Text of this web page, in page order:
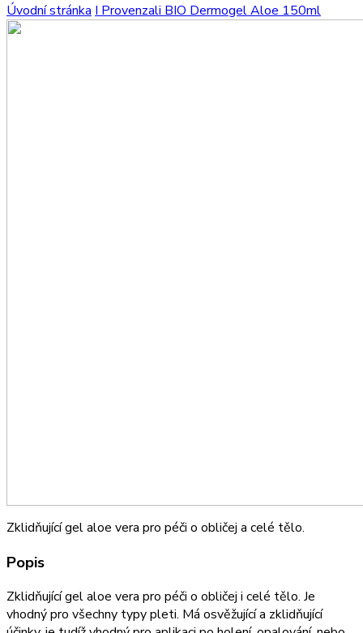
Úvodní stránka I Provenzali BIO Dermogel Aloe 150ml
Zklidňující gel aloe vera pro péči o obličej a celé tělo.
Popis
Zklidňující gel aloe vera pro péči o obličej i celé tělo. Je
vhodný pro všechny typy pleti. Má osvěžující a zklidňující